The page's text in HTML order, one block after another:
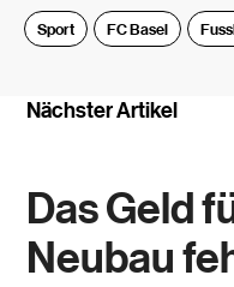
Sport FC Basel
Nächster Artikel
Das Geld
Neubau